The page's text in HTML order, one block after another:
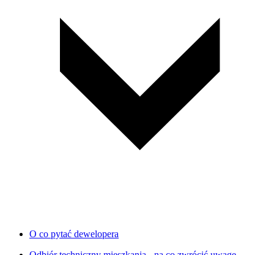
O co pytać dewelopera